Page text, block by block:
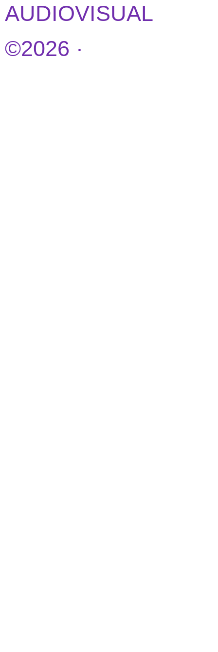
AUDIOVISUAL
©2026 ·